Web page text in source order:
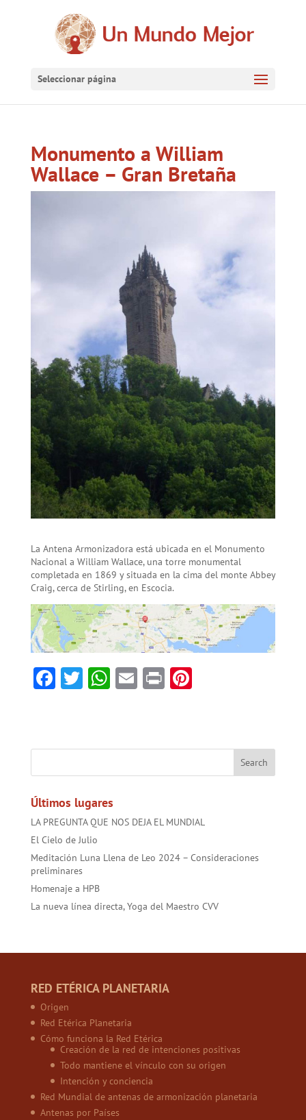
Seleccionar página
Monumento a William
Wallace – Gran Bretaña
La Antena Armonizadora está ubicada en el Monumento
Nacional a William Wallace, una torre monumental
completada en 1869 y situada en la cima del monte Abbey
Craig, cerca de Stirling, en Escocia.
F
b
T
er
W
sA
E
l
Pr Pi
es
Últimos lugares
LA PREGUNTA QUE NOS DEJA EL MUNDIAL
El Cielo de Julio
Meditación Luna Llena de Leo 2024 – Consideraciones
preliminares
Homenaje a HPB
La nueva línea directa, Yoga del Maestro CVV
RED ETÉRICA PLANETARIA
Origen
Red Etérica Planetaria
Cómo funciona la Red Etérica
Creación de la red de intenciones positivas
Todo mantiene el vínculo con su origen
Intención y conciencia
Red Mundial de antenas de armonización planetaria
Antenas por Países